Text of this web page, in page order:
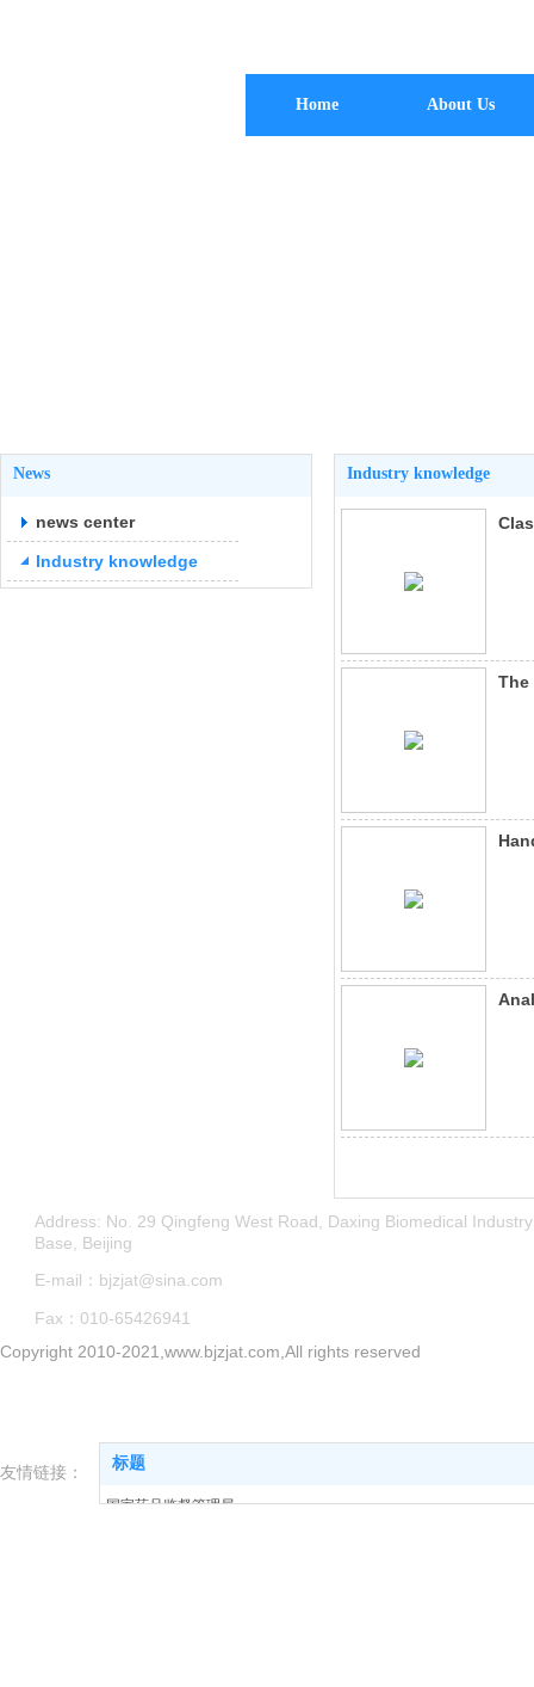
Home About Us
News
news center
Industry knowledge
Industry knowledge
The
Copyright 2010-2021,www.bjzjat.com,All rights reserved
Address: No. 29 Qingfeng West Road, Daxing Biomedical Industry
Base, Beijing
E-mail：bjzjat@sina.com
Fax：010-65426941
标题
国家药品监督管理局
友情链接：